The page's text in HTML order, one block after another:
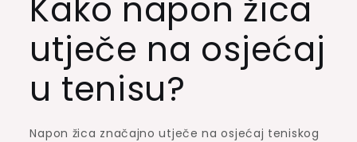
Kako napon žica
utječe na osjećaj
u tenisu?
Napon žica značajno utječe na osjećaj teniskog